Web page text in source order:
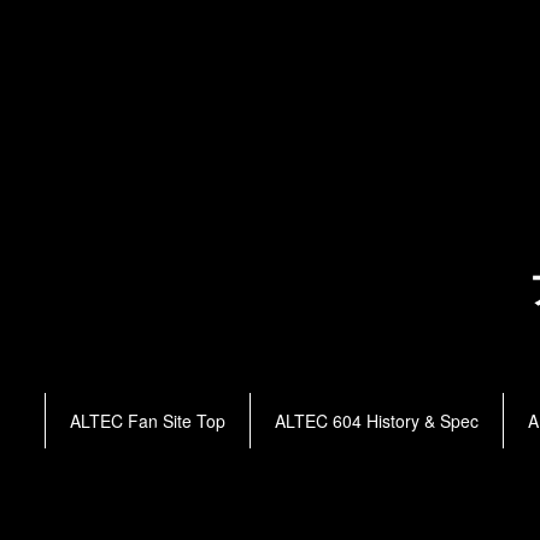
ALTEC Fan Site Top ALTEC 604 History & Spec